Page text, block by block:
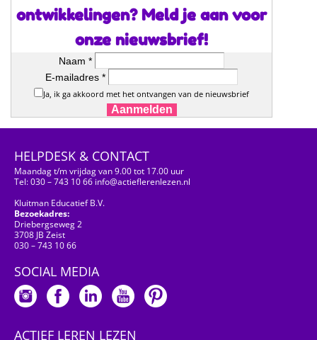
ontwikkelingen? Meld je aan voor
onze nieuwsbrief!
Naam *
E-mailadres *
Ja, ik ga akkoord met het ontvangen van de nieuwsbrief
Aanmelden
HELPDESK & CONTACT
Maandag t/m vrijdag van 9.00 tot 17.00 uur
Tel: 030 – 743 10 66 info@actieflerenlezen.nl
Kluitman Educatief B.V.
Bezoekadres:
Driebergseweg 2
3708 JB Zeist
030 – 743 10 66
SOCIAL MEDIA
ACTIEF LEREN LEZEN